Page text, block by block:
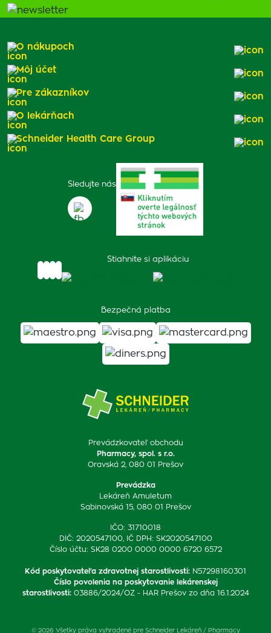
Prevádzkovateľ obchodu
Pharmacy, spol. s r.o.
Oravská 2, 080 01 Prešov
Prevádzka
Lekáreň Amuletum
Sabinovská 15, 080 01 Prešov
IČO: 31710018
DIČ: 2020547100, IČ DPH: SK2020547100
Číslo účtu: SK28 0200 0000 0000 6720 6572
Kód poskytovateľa zdravotnej starostlivosti: N57298160301
Číslo povolenia na poskytovanie lekárenskej
starostlivosti: 03886/2024/OZ - HAR Prešov zo dňa 16.1.2024
Sledujte nás
Stiahnite si aplikáciu
Bezpečná platba
O nákupoch
Môj účet
Pre zákazníkov
O lekárňach
Schneider Health Care Group
© 2026 Všetky práva vyhradené pre Schneider Lekáreň / Pharmacy